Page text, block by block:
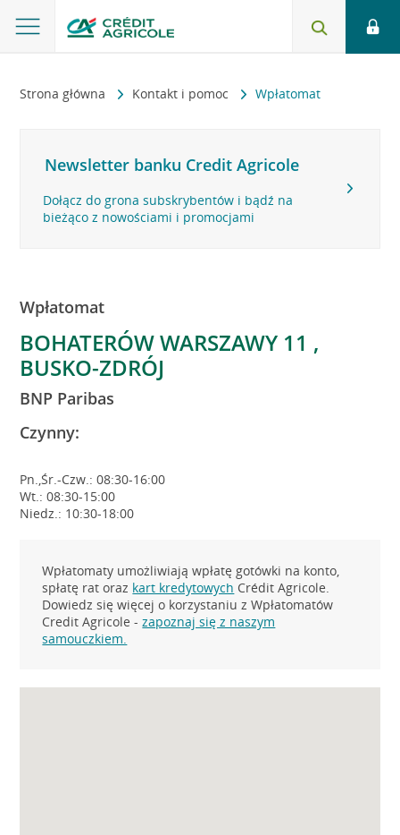
Strona główna Kontakt i pomoc Wpłatomat
Newsletter banku Credit Agricole
Dołącz do grona subskrybentów i bądź na
bieżąco z nowościami i promocjami
Wpłatomat
BOHATERÓW WARSZAWY 11 ,
BUSKO-ZDRÓJ
BNP Paribas
Czynny:
Pn.,Śr.-Czw.: 08:30-16:00
Wt.: 08:30-15:00
Niedz.: 10:30-18:00
Wpłatomaty umożliwiają wpłatę gotówki na konto,
spłatę rat oraz kart kredytowych Crédit Agricole.
Dowiedz się więcej o korzystaniu z Wpłatomatów
Credit Agricole -zapoznaj się z naszym
samouczkiem.